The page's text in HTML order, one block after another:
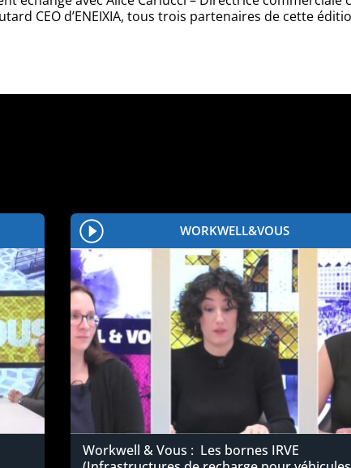
CEO d’ENEIXIA, tous trois partenaires de cette
WORKWELL&VOUS
Workwell & Vous : Les bornes IRVE